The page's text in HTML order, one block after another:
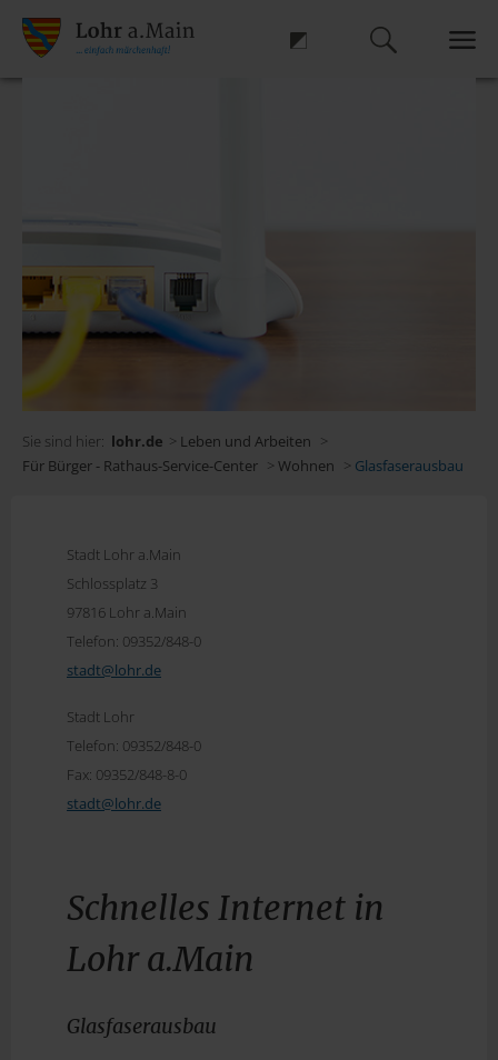
Sie sind hier: lohr.de > Leben und Arbeiten >
Für Bürger - Rathaus-Service-Center > Wohnen > Glasfaserausbau
Stadt Lohr a.Main
Schlossplatz 3
97816 Lohr a.Main
Telefon: 09352/848-0
stadt@lohr.de
Stadt Lohr
Telefon: 09352/848-0
Fax: 09352/848-8-0
stadt@lohr.de
Schnelles Internet in
Lohr a.Main
Glasfaserausbau